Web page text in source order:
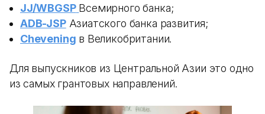
JJ/WBGSP Всемирного банка;
ADB-JSPАзиатского банка развития;
Chevening в Великобритании.
Для выпускников из Центральной Азии это одно
из самых грантовых направлений.